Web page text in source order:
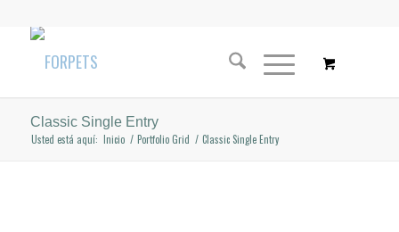
Classic Single Entry
Usted está aquí: Inicio / Portfolio Grid / Classic Single Entry